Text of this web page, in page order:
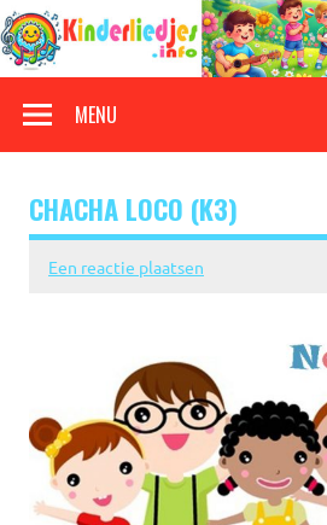
Doorgaan
naar
inhoud
MENU
CHACHA LOCO (K3)
Een reactie plaatsen